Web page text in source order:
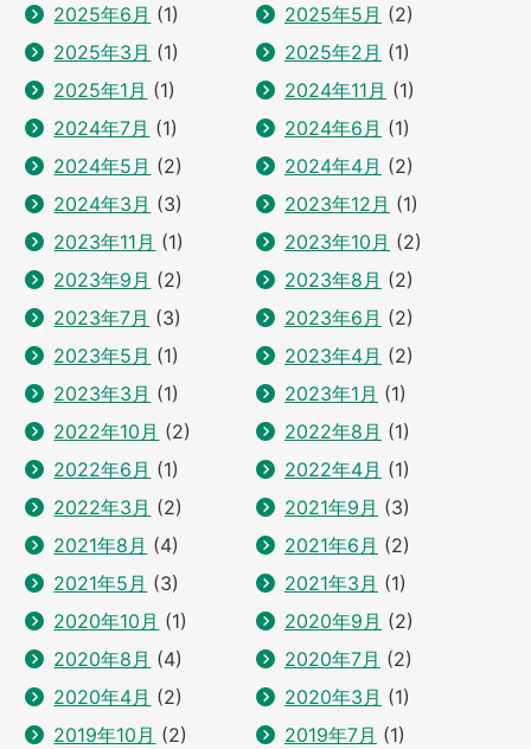
2025年6月 (1) 2025年5月 (2)
2025年3月 (1) 2025年2月 (1)
2025年1月 (1) 2024年11月 (1)
2024年7月 (1) 2024年6月 (1)
2024年5月 (2) 2024年4月 (2)
2024年3月 (3) 2023年12月 (1)
2023年11月 (1) 2023年10月 (2)
2023年9月 (2) 2023年8月 (2)
2023年7月 (3) 2023年6月 (2)
2023年5月 (1) 2023年4月 (2)
2023年3月 (1) 2023年1月 (1)
2022年10月 (2) 2022年8月 (1)
2022年6月 (1) 2022年4月 (1)
2022年3月 (2) 2021年9月 (3)
2021年8月 (4) 2021年6月 (2)
2021年5月 (3) 2021年3月 (1)
2020年10月 (1) 2020年9月 (2)
2020年8月 (4) 2020年7月 (2)
2020年4月 (2) 2020年3月 (1)
2019年10月 (2) 2019年7月 (1)